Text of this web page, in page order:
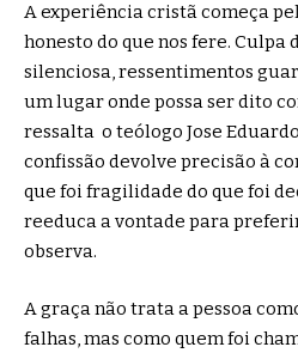
A experiência cristã começa
honesto do que nos fere. Culpa
silenciosa, ressentimentos
um lugar onde possa ser dito
ressalta o teólogo Jose
confissão devolve precisão à
que foi fragilidade do que foi
reeduca a vontade para
observa.
A graça não trata a pessoa
falhas, mas como quem foi